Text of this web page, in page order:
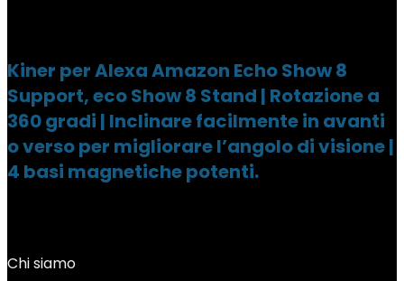
Kiner per Alexa Amazon Echo Show 8
Support, eco Show 8 Stand | Rotazione a
360 gradi | Inclinare facilmente in avanti
o verso per migliorare l’angolo di visione |
4 basi magnetiche potenti.
Chi siamo